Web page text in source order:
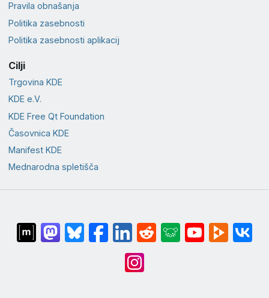
Pravila obnašanja
Politika zasebnosti
Politika zasebnosti aplikacij
Cilji
Trgovina KDE
KDE e.V.
KDE Free Qt Foundation
Časovnica KDE
Manifest KDE
Mednarodna spletišča